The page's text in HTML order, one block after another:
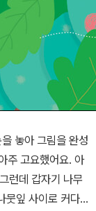
놓아 그림을 완성
런데 갑자기 나무
뭇잎 사이로 커다